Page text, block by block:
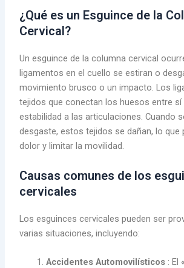
¿Qué es un Esguince de la
Cervical?
Un esguince de la columna cervical
ligamentos en el cuello se estiran o
movimiento brusco o un impacto. Los
tejidos que conectan los huesos entre sí
estabilidad a las articulaciones. Cuando
desgaste, estos tejidos se dañan, lo que
dolor y limitar la movilidad.
Causas comunes de los
cervicales
Los esguinces cervicales pueden ser
varias situaciones, incluyendo:
Accidentes Automovilísticos : El